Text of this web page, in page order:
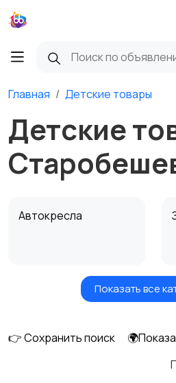
Главная Детские товары
Детские
Автокресла
Игрушки и игрыПоказать все
👉 Сохранить поиск